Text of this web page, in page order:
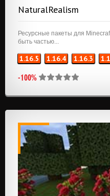
NaturalRealism
Ресурсные пакеты для
быть частью...
1.16.5 1.16.4 1.16.3
-100%